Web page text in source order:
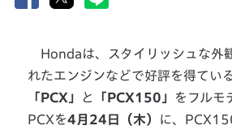
Hondaは、スタイリッシュな外
れたエンジンなどで好評を得てい
「PCX」
と 「PCX150」
をフルモ
PCXを4月24日（木） に、